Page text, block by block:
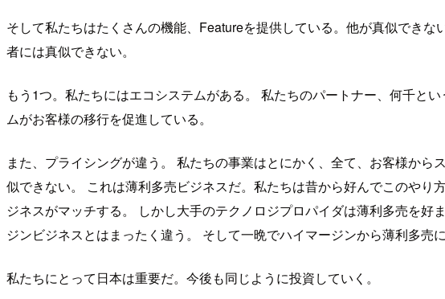
そして私たちはたくさんの機能、Featureを提供している。他が真似でき
者には真似できない。
もう1つ。私たちにはエコシステムがある。 私たちのパートナー、何千と
ムがお客様の移行を促進している。
また、プライシングが違う。 私たちの事業はとにかく、全て、お客様か
似できない。 これは薄利多売ビジネスだ。私たちは昔から好んでこのや
ジネスがマッチする。 しかし大手のテクノロジプロパイダは薄利多売を
ジンビジネスとはまったく違う。 そして一晩でハイマージンから薄利多売
私たちにとって日本は重要だ。今後も同じように投資していく。